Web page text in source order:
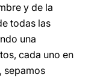
y de la
todas las
una
cada uno en
sepamos